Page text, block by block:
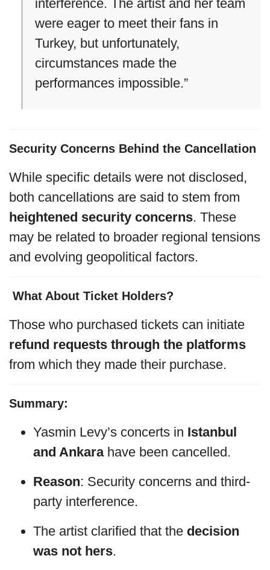
interference. The artist and her team
were eager to meet their fans in
Turkey, but unfortunately,
circumstances made the
performances impossible.”
Security Concerns Behind the Cancellation
While specific details were not disclosed,
both cancellations are said to stem from
heightened security concerns. These
may be related to broader regional tensions
and evolving geopolitical factors.
️ What About Ticket Holders?
Those who purchased tickets can initiate
refund requests through the platforms
from which they made their purchase.
Summary:
Yasmin Levy’s concerts in Istanbul
and Ankarahave been cancelled.
Reason: Security concerns and third-
party interference.
The artist clarified that the decision
was not hers.